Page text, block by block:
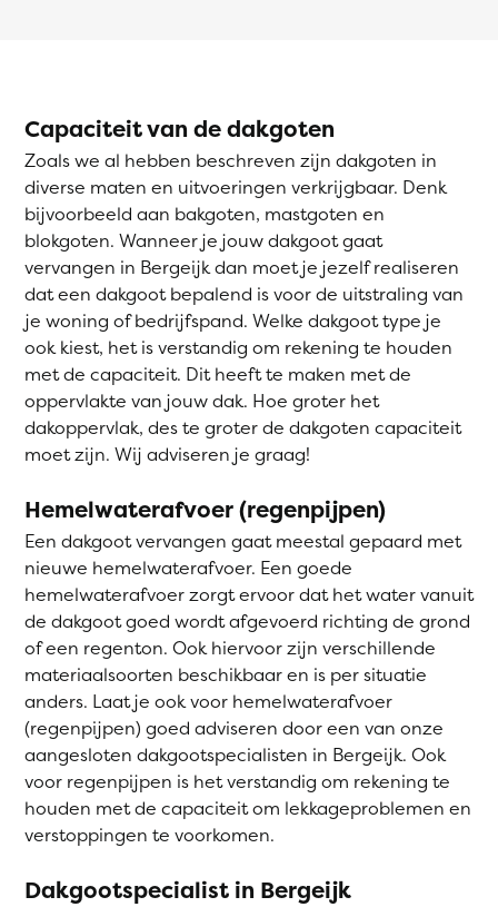
Capaciteit van de dakgoten
Zoals we al hebben beschreven zijn dakgoten in
diverse maten en uitvoeringen verkrijgbaar. Denk
bijvoorbeeld aan bakgoten, mastgoten en
blokgoten. Wanneer je jouw dakgoot gaat
vervangen in Bergeijk dan moet je jezelf realiseren
dat een dakgoot bepalend is voor de uitstraling van
je woning of bedrijfspand. Welke dakgoot type je
ook kiest, het is verstandig om rekening te houden
met de capaciteit. Dit heeft te maken met de
oppervlakte van jouw dak. Hoe groter het
dakoppervlak, des te groter de dakgoten capaciteit
moet zijn. Wij adviseren je graag!
Hemelwaterafvoer (regenpijpen)
Een dakgoot vervangen gaat meestal gepaard met
nieuwe hemelwaterafvoer. Een goede
hemelwaterafvoer zorgt ervoor dat het water vanuit
de dakgoot goed wordt afgevoerd richting de grond
of een regenton. Ook hiervoor zijn verschillende
materiaalsoorten beschikbaar en is per situatie
anders. Laat je ook voor hemelwaterafvoer
(regenpijpen) goed adviseren door een van onze
aangesloten dakgootspecialisten in Bergeijk. Ook
voor regenpijpen is het verstandig om rekening te
houden met de capaciteit om lekkageproblemen en
verstoppingen te voorkomen.
Dakgootspecialist in Bergeijk